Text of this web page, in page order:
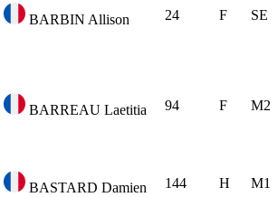
BARBIN Allison
24 F SE
BARREAU Laetitia
94 F M2
BASTARD Damien 144 H M1